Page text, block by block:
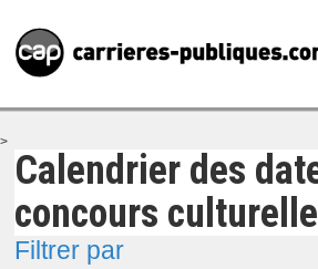
>
Calendrier des
concours culturelle
Filtrer par